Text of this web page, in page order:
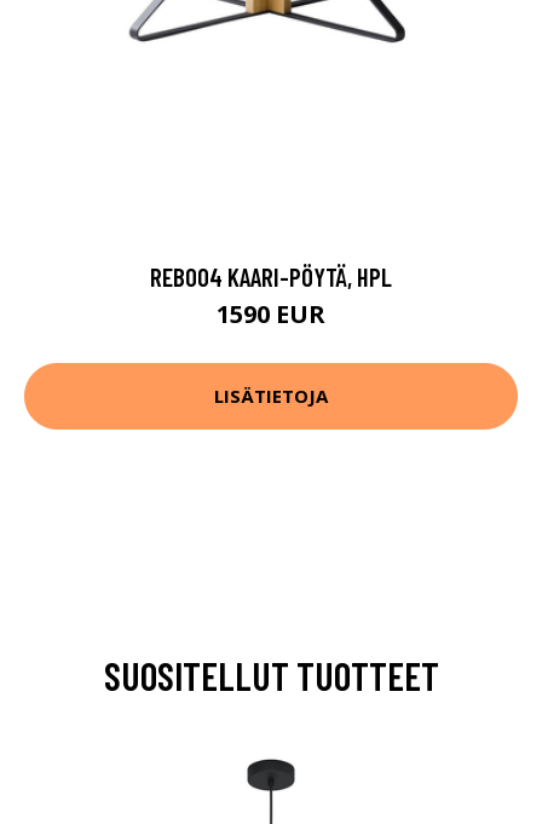
REB004 KAARI-PÖYTÄ, HPL
1590 EUR
LISÄTIETOJA
SUOSITELLUT TUOTTEET